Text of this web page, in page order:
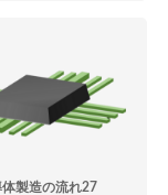
体製造の流れ27